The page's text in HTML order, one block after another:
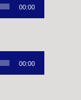
00:00
00:00